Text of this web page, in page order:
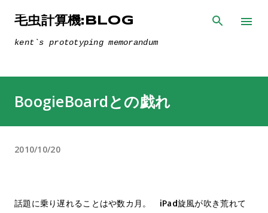
スキップしてメイン コンテンツに移動
毛虫計算機:BLOG
kent`s prototyping memorandum
BoogieBoardとの戯れ
2010/10/20
話題に乗り遅れることはや数カ月。 iPad旋風が吹き荒れて